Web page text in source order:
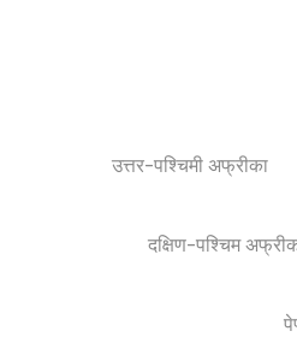
उत्तर-पश्चिमी अफ्रीका
दक्षिण-पश्चिम